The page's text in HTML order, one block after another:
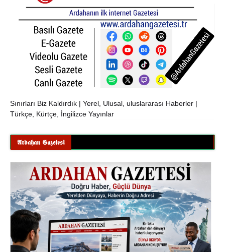
Sınırları Biz Kaldırdık | Yerel, Ulusal, uluslararası Haberler |
Türkçe, Kürtçe, İngilizce Yayınlar
𝕬𝖗𝖉𝖆𝖍𝖆𝖓 𝕲𝖆𝖟𝖊𝖙𝖊𝖘𝖎